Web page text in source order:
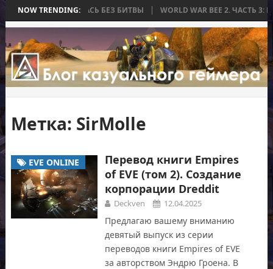
NOW TRENDING:
КОТОРАЯ ЗАКОНЧИЛАСЬ БЕЗ БИТВЫ WORLD WAR BEE 2. ЧАСТЬ
Метка: SirMolle
EVE ONLINE
Перевод книги Empires
of EVE (том 2). Создание
корпорации Dreddit
Deckven 12.04.2025
Предлагаю вашему вниманию
девятый выпуск из серии
переводов книги Empires of EVE
за авторством Эндрю Гроена. В